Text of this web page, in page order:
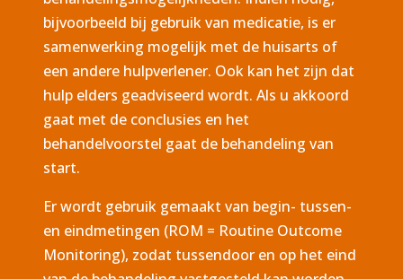
bijvoorbeeld bij gebruik van medicatie, is er
samenwerking mogelijk met de huisarts of
een andere hulpverlener. Ook kan het zijn dat
hulp elders geadviseerd wordt. Als u akkoord
gaat met de conclusies en het
behandelvoorstel gaat de behandeling van
start.
Er wordt gebruik gemaakt van begin- tussen-
en eindmetingen (ROM = Routine Outcome
Monitoring), zodat tussendoor en op het eind